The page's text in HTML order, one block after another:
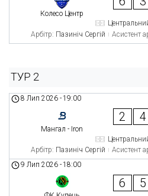
Колесо Центр
Арбітр: Пазиніч Сергій Асистент
ТУР 2
8 Лип 2026 -19:00
Мангал - Iron
2 4
Арбітр: Пазиніч Сергій Асистент
9 Лип 2026 -18:00
6 5